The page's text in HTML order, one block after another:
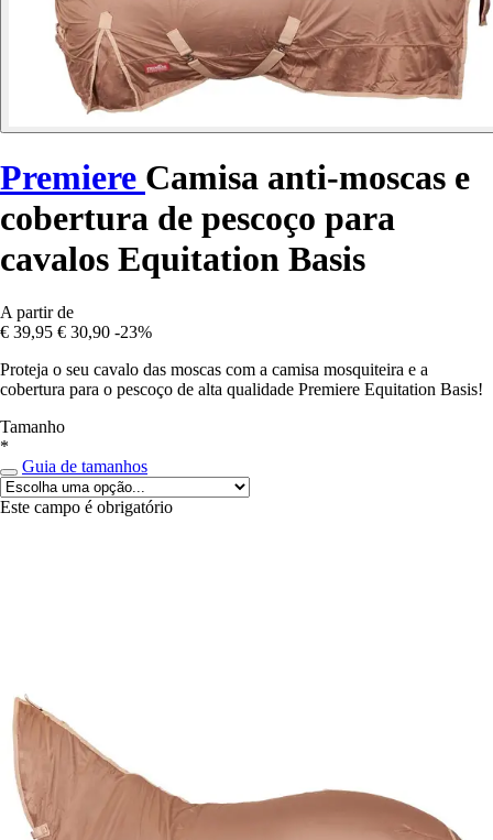
Premiere Camisa anti-moscas e
cobertura de pescoço para
cavalos Equitation Basis
A partir de
€ 39,95 € 30,90 -23%
Proteja o seu cavalo das moscas com a camisa mosquiteira e a
cobertura para o pescoço de alta qualidade Premiere Equitation Basis!
Tamanho
*
Guia de tamanhos
Este campo é obrigatório